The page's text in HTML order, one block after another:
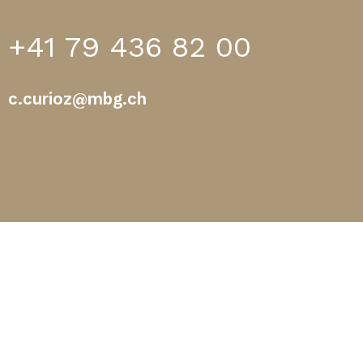
+41 79 436 82 00
c.curioz@mbg.ch